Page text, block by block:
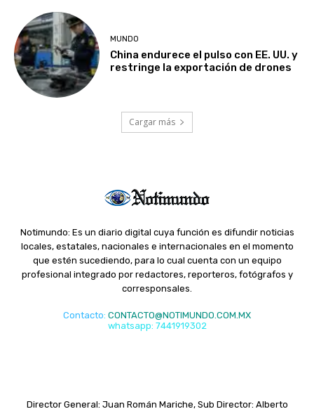
MUNDO
China endurece el pulso con EE. UU. y
restringe la exportación de drones
Cargar más
Notimundo: Es un diario digital cuya función es difundir noticias
locales, estatales, nacionales e internacionales en el momento
que estén sucediendo, para lo cual cuenta con un equipo
profesional integrado por redactores, reporteros, fotógrafos y
corresponsales.
Contacto: CONTACTO@NOTIMUNDO.COM.MX
whatsapp: 7441919302
Director General: Juan Román Mariche, Sub Director: Alberto